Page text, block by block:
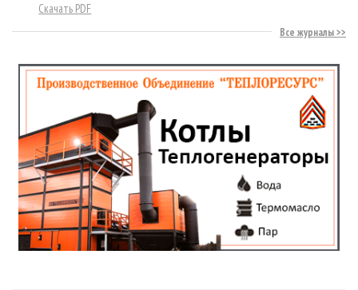
Скачать PDF
Все журналы